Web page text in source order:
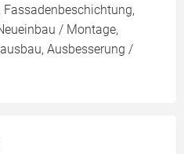
/ Montage,
Ausbesserung /